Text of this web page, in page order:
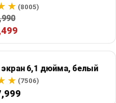
(8005)
экран 6,1 дюйма, белый
(7506)